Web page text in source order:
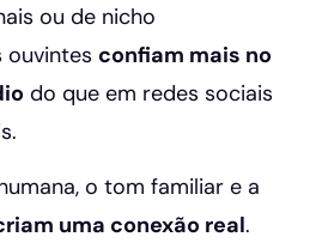
ou de nicho
ouvintes confiam mais no
do que em redes sociais
o tom familiar e a
uma conexão real.